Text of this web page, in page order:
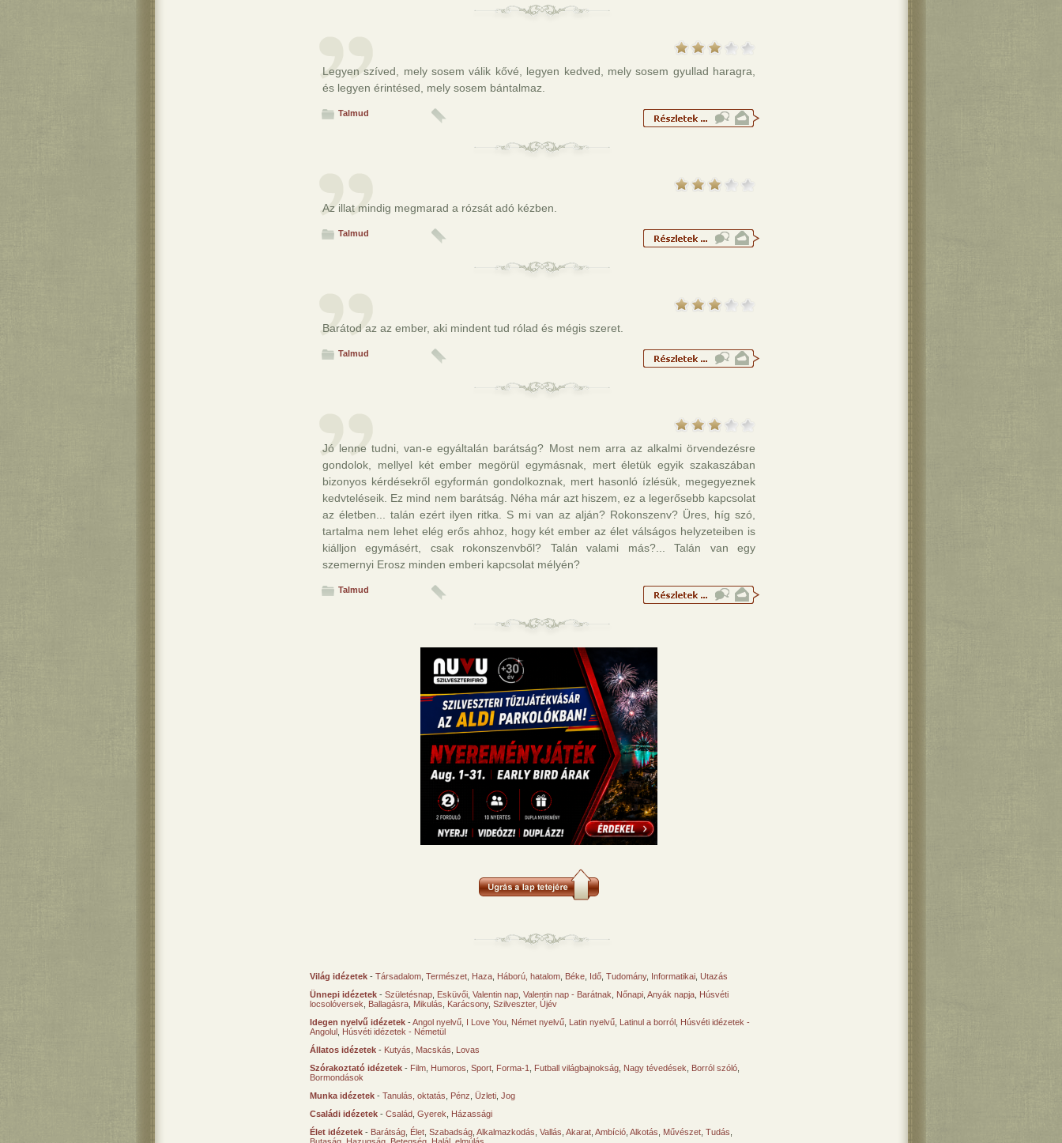
Legyen szíved, mely sosem válik kővé, legyen kedved, mely sosem gyullad haragra,
és legyen érintésed, mely sosem bántalmaz.
Talmud
Az illat mindig megmarad a rózsát adó kézben.
Talmud
Barátod az az ember, aki mindent tud rólad és mégis szeret.
Talmud
Jó lenne tudni, van-e egyáltalán barátság? Most nem arra az alkalmi örvendezésre
gondolok, mellyel két ember megörül egymásnak, mert életük egyik szakaszában
bizonyos kérdésekről egyformán gondolkoznak, mert hasonló ízlésük, megegyeznek
kedvteléseik. Ez mind nem barátság. Néha már azt hiszem, ez a legerősebb kapcsolat
az életben... talán ezért ilyen ritka. S mi van az alján? Rokonszenv? Üres, híg szó,
tartalma nem lehet elég erős ahhoz, hogy két ember az élet válságos helyzeteiben is
kiálljon egymásért, csak rokonszenvből? Talán valami más?... Talán van egy
szemernyi Erosz minden emberi kapcsolat mélyén?
Talmud
Világ idézetek - Társadalom Természet Haza Háború, hatalom Béke Idő Tudomány, Informatikai Utazás
Ünnepi idézetek - Születésnap Esküvői Valentin nap Valentin nap - Barátnak Nőnapi Anyák napja Húsvéti
locsolóversek
Ballagásra Mikulás Karácsony, Szilveszter, Újév
Idegen nyelvű idézetek -Angol nyelvű I Love You Német nyelvű Latin nyelvű Latinul a borról Húsvéti idézetek -
Angolul Húsvéti idézetek - Németül
Állatos idézetek - Kutyás Macskás
Lovas
Szórakoztató idézetek - Film Humoros Sport Forma-1 Futball világbajnokság Nagy tévedések Borról szóló
Bormondások
Munka idézetek - Tanulás, oktatás Pénz Üzleti Jog
Családi idézetek - Család Gyerek
Házassági
Élet idézetek - Barátság Élet Szabadság Alkalmazkodás Vallás Akarat Ambíció Alkotás Művészet Tudás